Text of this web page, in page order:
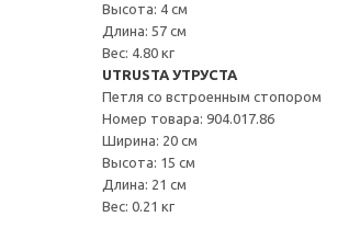
Высота: 4 см
Длина: 57 см
Вес: 4.80 кг
UTRUSTA УТРУСТА
Петля со встроенным стопором
Номер товара: 904.017.86
Ширина: 20 см
Высота: 15 см
Длина: 21 см
Вес: 0.21 кг